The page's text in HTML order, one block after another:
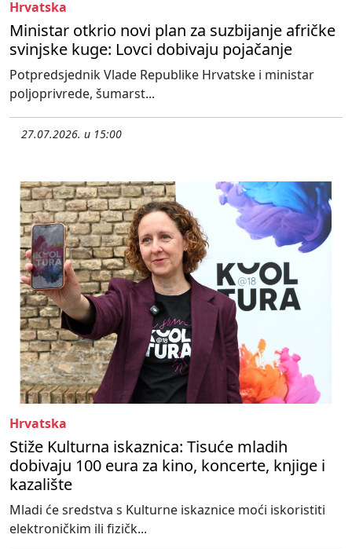
Hrvatska
Ministar otkrio novi plan za suzbijanje afričke
svinjske kuge: Lovci dobivaju pojačanje
Potpredsjednik Vlade Republike Hrvatske i ministar
poljoprivrede, šumarst...
27.07.2026. u 15:00
Hrvatska
Stiže Kulturna iskaznica: Tisuće mladih
dobivaju 100 eura za kino, koncerte, knjige i
kazalište
Mladi će sredstva s Kulturne iskaznice moći iskoristiti
elektroničkim ili fizičk...